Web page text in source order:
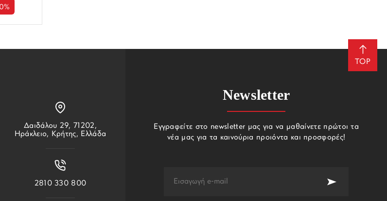
TOP
Δαιδάλου 29, 71202,
Ηράκλειο, Κρήτης, Ελλάδα
2810 330 800
Newsletter
Εγγραφείτε στο newsletter μας για να μαθαίνετε πρώτοι τα
νέα μας για τα καινούρια προιόντα και προσφορές!